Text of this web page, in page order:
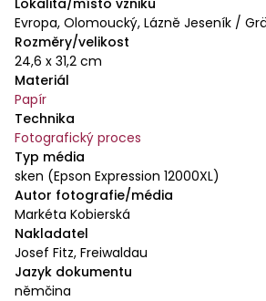
Evropa, Olomoucký, Lázně Jeseník /
Rozměry/velikost
24,6 x 31,2 cm
Materiál
Papír
Technika
Fotografický proces
Typ média
sken (Epson Expression 12000XL)
Autor fotografie/média
Markéta Kobierská
Nakladatel
Josef Fitz, Freiwaldau
Jazyk dokumentu
němčina